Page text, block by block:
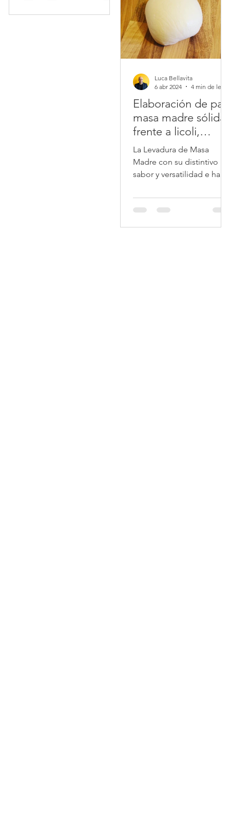
Elaboración de
masa madre sólida
frente a licoli,
diferencias clave
La Levadura de Masa
Madre con su distintivo
sabor y versatilidad e ha
opciones favoritas de las
personas.
Luca Bellavita
6 abr 2024